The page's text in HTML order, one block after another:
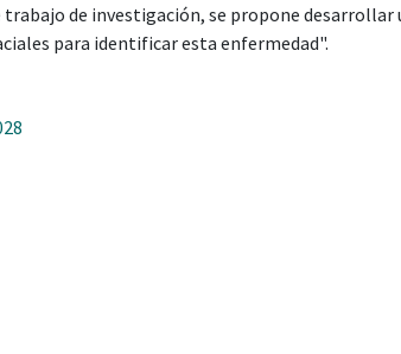
de investigación, se propone
para identificar esta enfermedad".